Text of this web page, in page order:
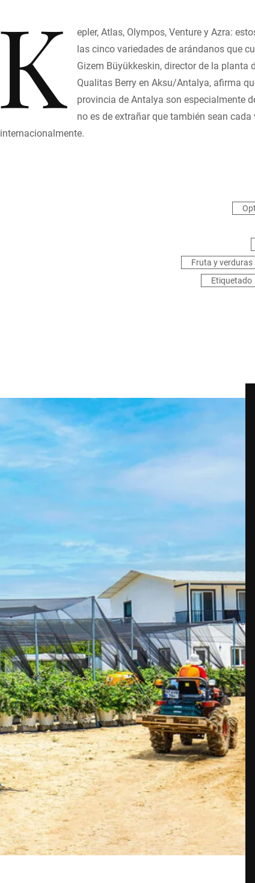
K
epler, Atlas, Olympos, Venture y Azra:
las cinco variedades de arándanos que
Gizem Büyükkeskin, director de la planta
Qualitas Berry en Aksu/Antalya, afirma
provincia de Antalya son especialmente
no es de extrañar que también sean
internacionalmente.
Fruta y verduras
Etiquetado